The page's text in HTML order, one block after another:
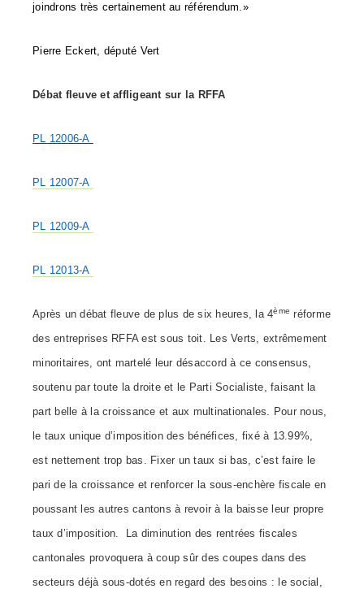
joindrons très certainement au référendum.»
Pierre Eckert, député Vert
Débat fleuve et affligeant sur la RFFA
PL 12006-A
PL 12007-A
PL 12009-A
PL 12013-A
Après un débat fleuve de plus de six heures, la 4ème réforme
des entreprises RFFA est sous toit. Les Verts, extrêmement
minoritaires, ont martelé leur désaccord à ce consensus,
soutenu par toute la droite et le Parti Socialiste, faisant la
part belle à la croissance et aux multinationales. Pour nous,
le taux unique d’imposition des bénéfices, fixé à 13.99%,
est nettement trop bas. Fixer un taux si bas, c’est faire le
pari de la croissance et renforcer la sous-enchère fiscale en
poussant les autres cantons à revoir à la baisse leur propre
taux d’imposition. La diminution des rentrées fiscales
cantonales provoquera à coup sûr des coupes dans des
secteurs déjà sous-dotés en regard des besoins : le social,